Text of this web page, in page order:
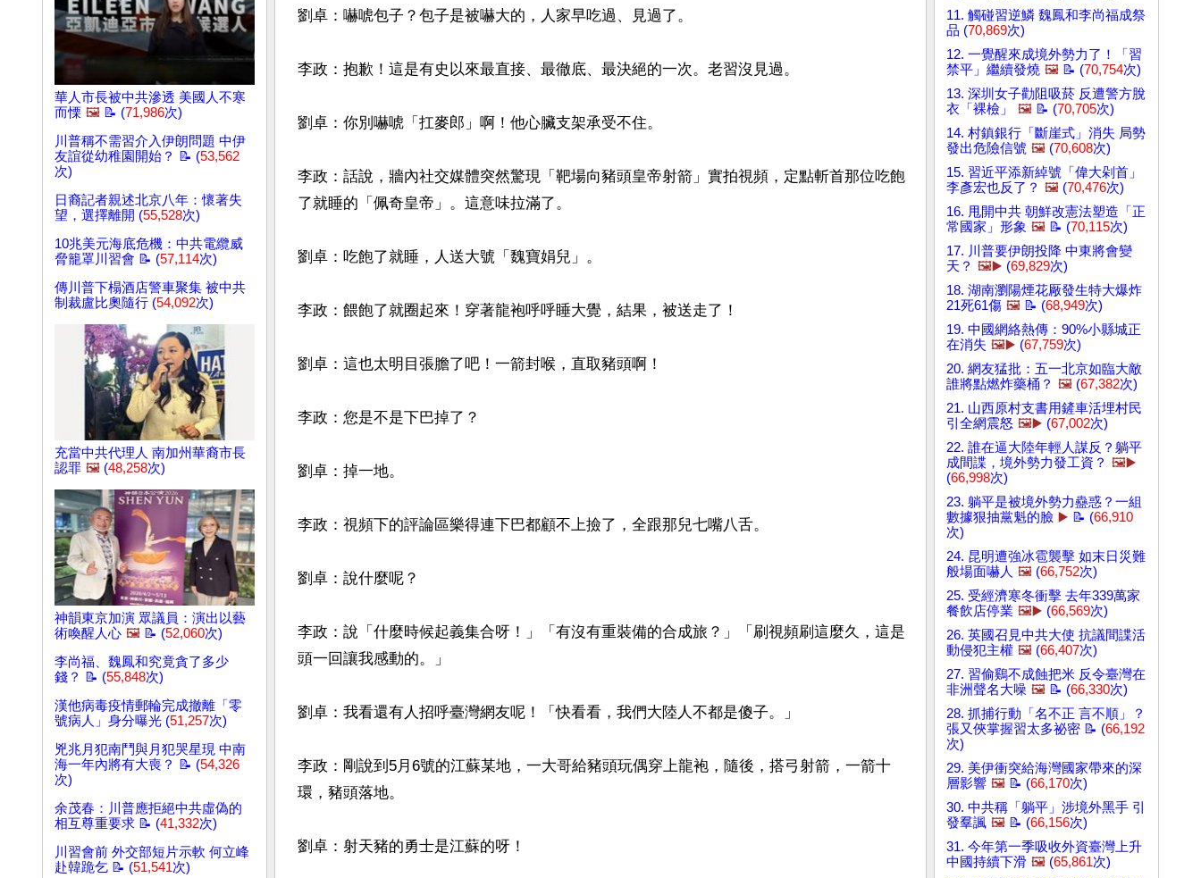
華人市長被中共滲透 美國人不寒
而慄 🖼️ 📝 (71,986次)
川普稱不需習介入伊朗問題 中伊
友誼從幼稚園開始？ 📝 (53,562
次)
日裔記者親述北京八年：懷著失
望，選擇離開 (55,528次)
10兆美元海底危機：中共電纜威
脅籠罩川習會 📝 (57,114次)
傳川普下榻酒店警車聚集 被中共
制裁盧比奧隨行 (54,092次)
充當中共代理人 南加州華裔市長
認罪 🖼️ (48,258次)
神韻東京加演 眾議員：演出以藝
術喚醒人心 🖼️ 📝 (52,060次)
李尚福、魏鳳和究竟貪了多少
錢？ 📝 (55,848次)
漢他病毒疫情郵輪完成撤離「零
號病人」身分曝光 (51,257次)
兇兆月犯南鬥與月犯哭星現 中南
海一年內將有大喪？ 📝 (54,326
次)
余茂春：川普應拒絕中共虛偽的
相互尊重要求 📝 (41,332次)
川習會前 外交部短片示軟 何立峰
赴韓跪乞 📝 (51,541次)
劉卓：嚇唬包子？包子是被嚇大的，人家早吃過、見過了。
李政：抱歉！這是有史以來最直接、最徹底、最決絕的一次。老習沒見過。
劉卓：你別嚇唬「扛麥郎」啊！他心臟支架承受不住。
李政：話說，牆內社交媒體突然驚現「靶場向豬頭皇帝射箭」實拍視頻，定點斬首那位吃飽
了就睡的「佩奇皇帝」。這意味拉滿了。
劉卓：吃飽了就睡，人送大號「魏寶娟兒」。
李政：餵飽了就圈起來！穿著龍袍呼呼睡大覺，結果，被送走了！
劉卓：這也太明目張膽了吧！一箭封喉，直取豬頭啊！
李政：您是不是下巴掉了？
劉卓：掉一地。
李政：視頻下的評論區樂得連下巴都顧不上撿了，全跟那兒七嘴八舌。
劉卓：說什麼呢？
李政：說「什麼時候起義集合呀！」「有沒有重裝備的合成旅？」「刷視頻刷這麼久，這是
頭一回讓我感動的。」
劉卓：我看還有人招呼臺灣網友呢！「快看看，我們大陸人不都是傻子。」
李政：剛說到5月6號的江蘇某地，一大哥給豬頭玩偶穿上龍袍，隨後，搭弓射箭，一箭十
環，豬頭落地。
劉卓：射天豬的勇士是江蘇的呀！
11. 觸碰習逆鱗 魏鳳和李尚福成祭
品 (70,869次)
12. 一覺醒來成境外勢力了！「習
禁平」繼續發燒 🖼️ 📝 (70,754次)
13. 深圳女子勸阻吸菸 反遭警方脫
衣「裸檢」
🖼️ 📝 (70,705次)
14. 村鎮銀行「斷崖式」消失 局勢
發出危險信號 🖼️ (70,608次)
15. 習近平添新綽號「偉大剁首」
李彥宏也反了？ 🖼️ (70,476次)
16. 甩開中共 朝鮮改憲法塑造「正
常國家」形象 🖼️ 📝 (70,115次)
17. 川普要伊朗投降 中東將會變
天？ 🖼️▶️ (69,829次)
18. 湖南瀏陽煙花厰發生特大爆炸
21死61傷 🖼️ 📝 (68,949次)
19. 中國網絡熱傳：90%小縣城正
在消失 🖼️▶️ (67,759次)
20. 網友猛批：五一北京如臨大敵
誰將點燃炸藥桶？ 🖼️ (67,382次)
21. 山西原村支書用鏟車活埋村民
引全網震怒 🖼️▶️ (67,002次)
22. 誰在逼大陸年輕人謀反？躺平
成間諜，境外勢力發工資？ 🖼️▶️
(66,998次)
23. 躺平是被境外勢力蠱惑？一組
數據狠抽黨魁的臉 ▶️ 📝 (66,910
次)
24. 昆明遭強冰雹襲擊 如末日災難
般場面嚇人 🖼️ (66,752次)
25. 受經濟寒冬衝擊 去年339萬家
餐飲店停業 🖼️▶️ (66,569次)
26. 英國召見中共大使 抗議間諜活
動侵犯主權 🖼️ (66,407次)
27. 習偷鷄不成蝕把米 反令臺灣在
非洲聲名大噪 🖼️ 📝 (66,330次)
28. 抓捕行動「名不正 言不順」？
張又俠掌握習太多祕密 📝 (66,192
次)
29. 美伊衝突給海灣國家帶來的深
層影響 🖼️ 📝 (66,170次)
30. 中共稱「躺平」涉境外黑手 引
發羣諷 🖼️ 📝 (66,156次)
31. 今年第一季吸收外資臺灣上升
中國持續下滑 🖼️ (65,861次)